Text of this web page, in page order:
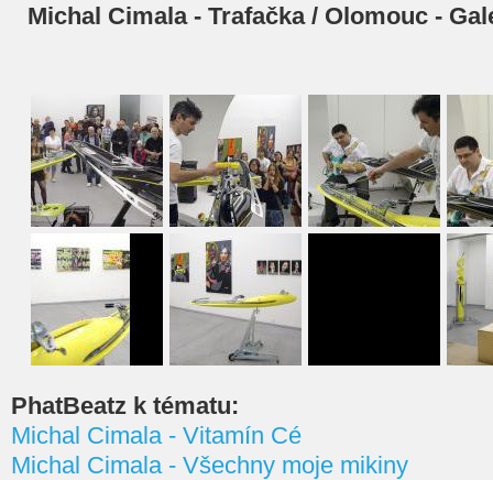
Michal Cimala - Trafačka / Olomouc -
PhatBeatz k tématu:
Michal Cimala - Vitamín Cé
Michal Cimala - Všechny moje mikiny